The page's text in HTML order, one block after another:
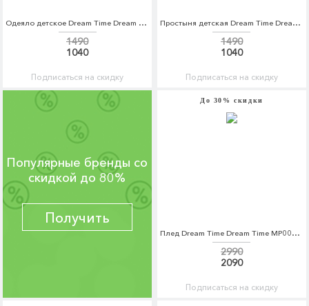
Одеяло детское Dream Time Dream Time MP002XC006X5
1490
1040
Подписаться на скидку
Простыня детская Dream Time Dream Time MP002XC003PF
1490
1040
Подписаться на скидку
Популярные бренды со
скидкой до 80%
Получить
До 30% скидки
Плед Dream Time Dream Time MP002XU0E22W
2990
2090
Подписаться на скидку